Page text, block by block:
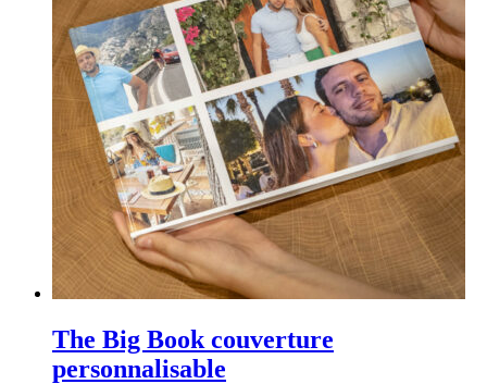
The Big Book couverture
personnalisable